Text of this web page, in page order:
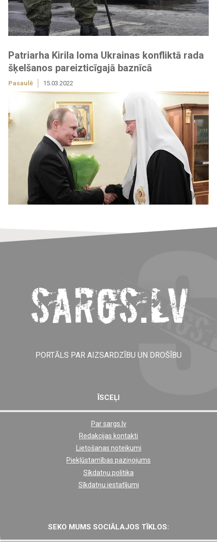
Patriarha Kirila loma Ukrainas konfliktā rada
šķelšanos pareizticīgajā baznīcā
Pasaulē 15.03.2022
PORTĀLS PAR AIZSARDZĪBU UN DROŠĪBU
SEKO MUMS SOCIĀLAJOS TĪKLOS:
ĪSCEĻI
Par sargs.lv
Redakcijas kontakti
Lietošanas noteikumi
Piekļūstamības paziņojums
Sīkdatņu politika
Sīkdatņu iestatījumi